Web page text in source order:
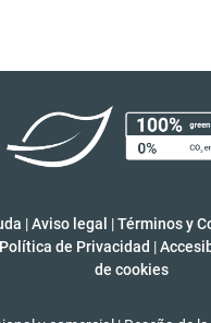
|Aviso legal |Términos y
Política de Privacidad |
de cookies